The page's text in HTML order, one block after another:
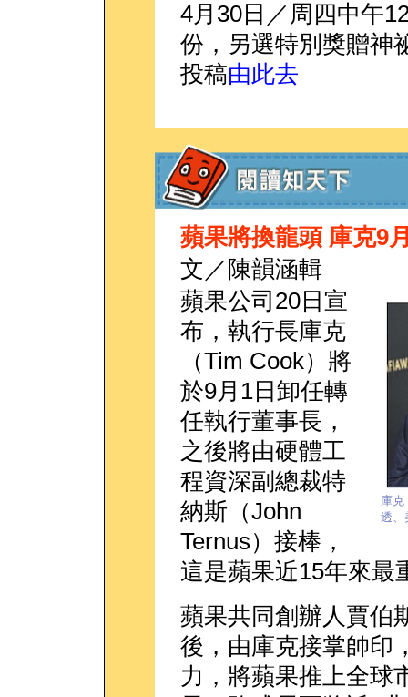
4月30日／周四中午
份，另選特別獎贈神
投稿由此去
蘋果將換龍頭 庫克9
文／陳韻涵輯
庫克
透、
蘋果公司20日宣
布，執行長庫克
（Tim Cook）將
於9月1日卸任轉
任執行董事長，
之後將由硬體工
程資深副總裁特
納斯（John
Ternus）接棒，
這是蘋果近15年來最
蘋果共同創辦人賈伯
後，由庫克接掌帥印
力，將蘋果推上全球